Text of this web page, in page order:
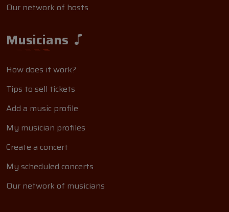
Our network of hosts
Musicians
How does it work?
Tips to sell tickets
Add a music profile
My musician profiles
Create a concert
My scheduled concerts
Our network of musicians